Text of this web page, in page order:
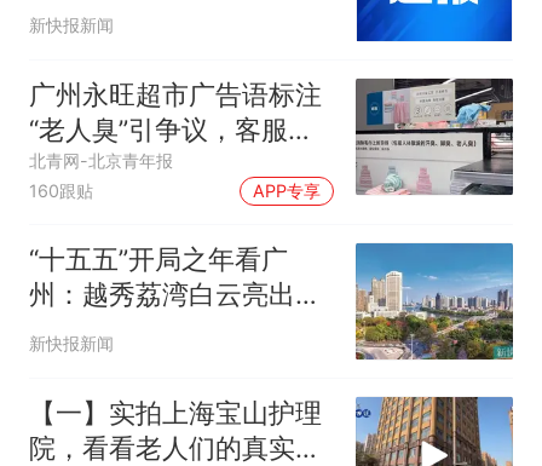
新快报新闻
广州永旺超市广告语标注
“老人臭”引争议，客服回
应
北青网-北京青年报
160跟贴
APP专享
“十五五”开局之年看广
州：越秀荔湾白云亮出高
质量发展“路线图”
新快报新闻
【一】实拍上海宝山护理
院，看看老人们的真实生